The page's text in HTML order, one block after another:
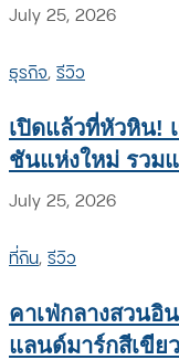
July 25, 2026
ธุรกิจ, รีวิว
เปิดแล้วที่หัวหิน!
ชันแห่งใหม่ รวม
July 25, 2026
ที่กิน, รีวิว
คาเฟ่กลางสวนอิ
แลนด์มาร์กสีเขีย